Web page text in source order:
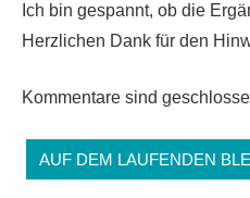
Ich bin gespannt, ob die
Herzlichen Dank für den
Kommentare sind
AUF DEM LAUFENDEN